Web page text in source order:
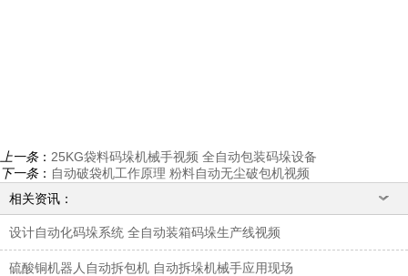
上一条： 25KG袋料码垛机械手视频 全自动包装码垛设备
下一条： 自动破袋机工作原理 粉料自动无尘破包机视频
相关资讯：
设计自动化码垛系统 全自动装箱码垛生产线视频
硫酸铜机器人自动拆包机 自动拆垛机械手应用现场